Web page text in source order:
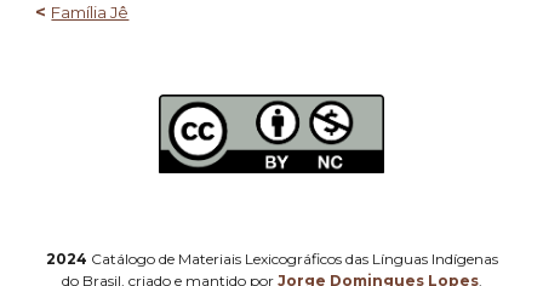
< Família Jê
2024 Catálogo de Materiais Lexicográficos das Línguas Indígenas
do Brasil, criado e mantido por Jorge Domingues Lopes.